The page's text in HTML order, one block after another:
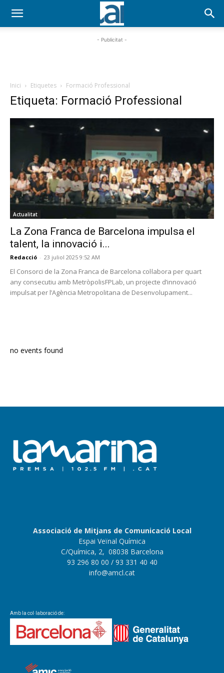
- Publicitat -
Inici Etiquetes Formació Professional
Etiqueta: Formació Professional
Actualitat
La Zona Franca de Barcelona impulsa el
talent, la innovació i...
Redacció - 23 juliol 2025 9:52 AM
El Consorci de la Zona Franca de Barcelona col·labora per quart
any consecutiu amb MetròpolisFPLab, un projecte d’innovació
impulsat per l’Agència Metropolitana de Desenvolupament...
no events found
Associació de Mitjans de Comunicació Local
Espai Veïnal Química
C/Química, 2, 08038 Barcelona
93 296 80 00 / 93 331 40 40
info@amcl.cat
Amb la col·laboració de: